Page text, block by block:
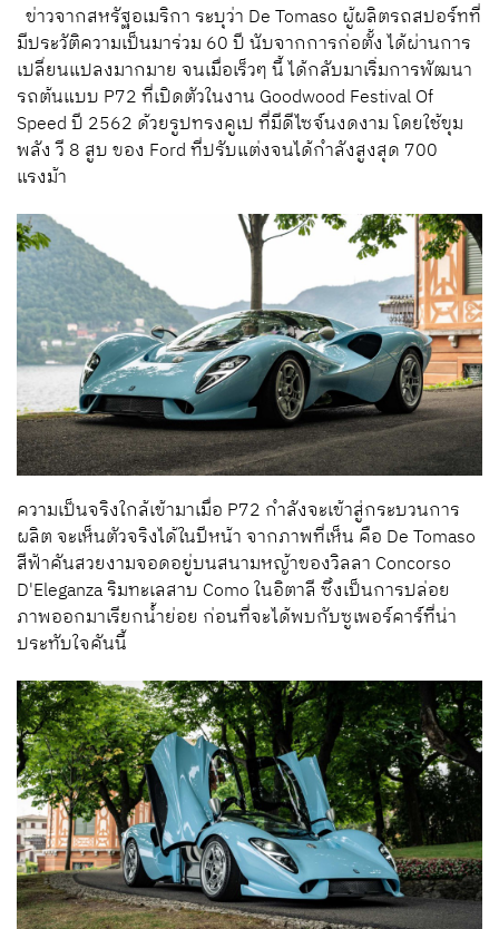
ข่าวจากสหรัฐอเมริกา ระบุว่า De Tomaso ผู้ผลิตรถสปอร์ทที่
มีประวัติความเป็นมาร่วม 60 ปี นับจากการก่อตั้ง ได้ผ่านการ
เปลี่ยนแปลงมากมาย จนเมื่อเร็วๆ นี้ ได้กลับมาเริ่มการพัฒนา
รถต้นแบบ P72 ที่เปิดตัวในงาน Goodwood Festival Of
Speed ปี 2562 ด้วยรูปทรงคูเป ที่มีดีไซจ์นงดงาม โดยใช้ขุม
พลัง วี 8 สูบ ของ Ford ที่ปรับแต่งจนได้กำลังสูงสุด 700
แรงม้า
ความเป็นจริงใกล้เข้ามาเมื่อ P72 กำลังจะเข้าสู่กระบวนการ
ผลิต จะเห็นตัวจริงได้ในปีหน้า จากภาพที่เห็น คือ De Tomaso
สีฟ้าคันสวยงามจอดอยู่บนสนามหญ้าของวิลลา Concorso
D'Eleganza ริมทะเลสาบ Como ในอิตาลี ซึ่งเป็นการปล่อย
ภาพออกมาเรียกน้ำย่อย ก่อนที่จะได้พบกับซูเพอร์คาร์ที่น่า
ประทับใจคันนี้